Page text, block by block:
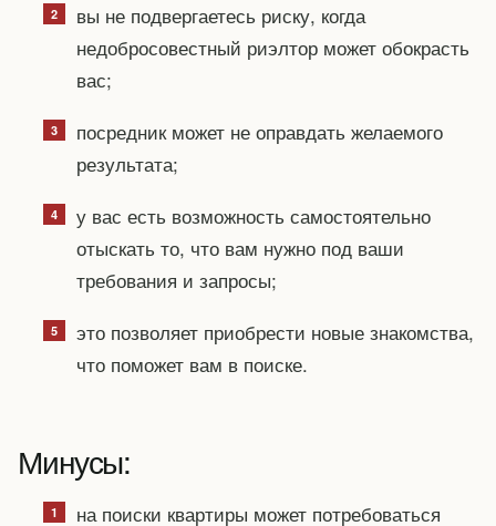
вы не подвергаетесь риску, когда
недобросовестный риэлтор может обокрасть
вас;
посредник может не оправдать желаемого
результата;
у вас есть возможность самостоятельно
отыскать то, что вам нужно под ваши
требования и запросы;
это позволяет приобрести новые знакомства,
что поможет вам в поиске.
Минусы:
на поиски квартиры может потребоваться